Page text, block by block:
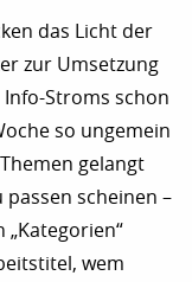
das Licht der
zur Umsetzung
Stroms schon
so ungemein
gelangt
scheinen –
wem